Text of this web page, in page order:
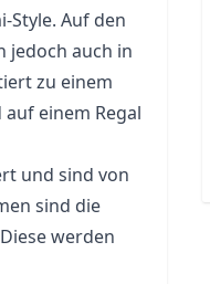
Style. Auf den
jedoch auch in
zu einem
einem Regal
und sind von
sind die
werden